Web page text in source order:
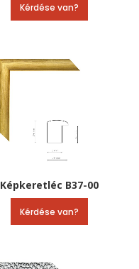
Kérdése van?
Képkeretléc B37-00
Kérdése van?